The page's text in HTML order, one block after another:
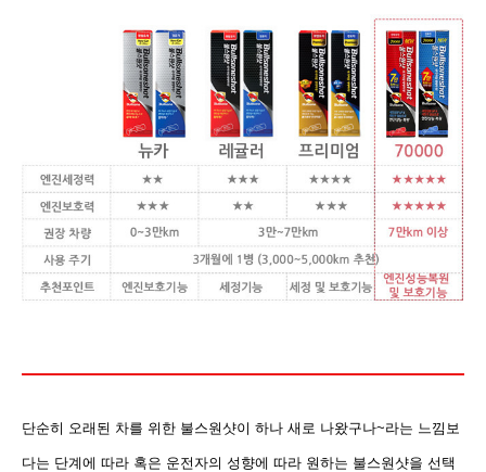
단순히 오래된 차를 위한 불스원샷이 하나 새로 나왔구나~라는 느낌보
다는 단계에 따라 혹은 운전자의 성향에 따라 원하는 불스원샷을 선택